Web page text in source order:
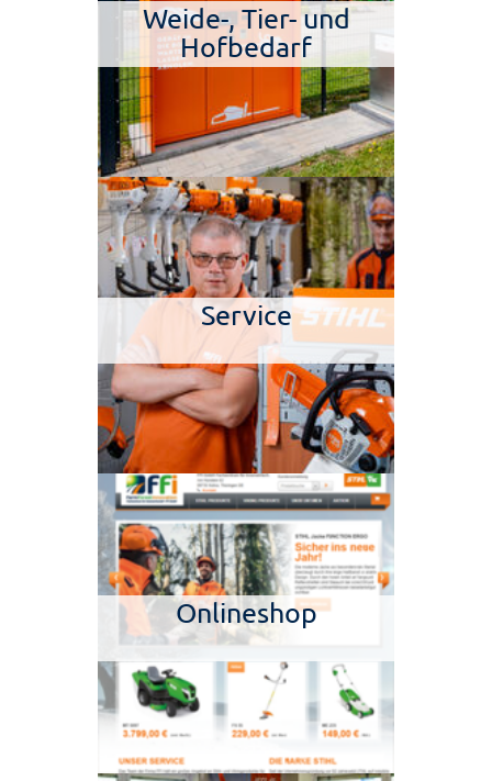
Weide-, Tier- und
Hofbedarf
Service
Onlineshop